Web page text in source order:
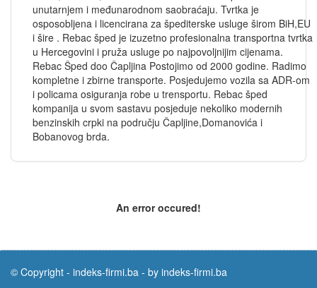
unutarnjem i međunarodnom saobraćaju. Tvrtka je
osposobljena i licencirana za špediterske usluge širom BiH,EU
i šire . Rebac šped je izuzetno profesionalna transportna tvrtka
u Hercegovini i pruža usluge po najpovoljnijim cijenama.
Rebac Šped doo Čapljina Postojimo od 2000 godine. Radimo
kompletne i zbirne transporte. Posjedujemo vozila sa ADR-om
i policama osiguranja robe u trensportu. Rebac šped
kompanija u svom sastavu posjeduje nekoliko modernih
benzinskih crpki na području Čapljine,Domanovića i
Bobanovog brda.
An error occured!
© Copyright - indeks-firmi.ba - by indeks-firmi.ba